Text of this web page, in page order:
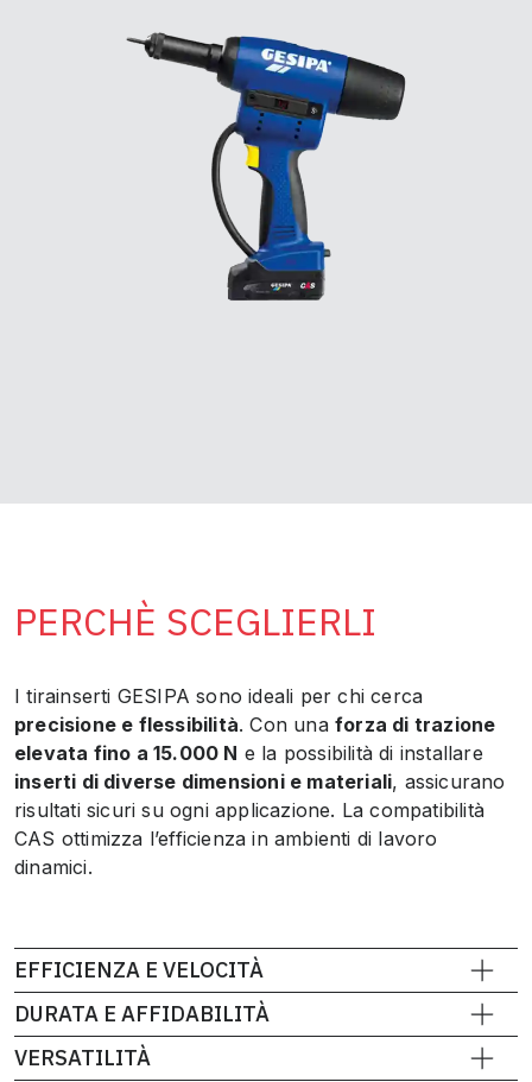
PERCHÈ SCEGLIERLI
I tirainserti GESIPA sono ideali per chi cerca
precisione e flessibilità. Con una forza di trazione
elevata fino a 15.000 N e la possibilità di installare
inserti di diverse dimensioni e materiali, assicurano
risultati sicuri su ogni applicazione. La compatibilità
CAS ottimizza l’efficienza in ambienti di lavoro
dinamici.
EFFICIENZA E VELOCITÀ
DURATA E AFFIDABILITÀ
VERSATILITÀ